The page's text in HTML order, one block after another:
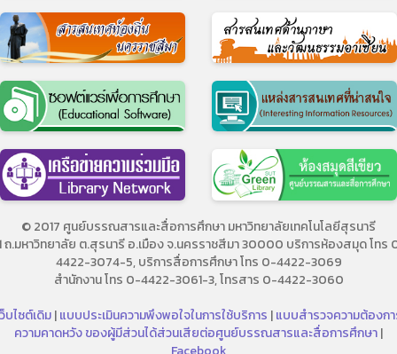
© 2017 ศูนย์บรรณสารและสื่อการศึกษา มหาวิทยาลัยเทคโนโลยีสุรนารี
ถ.มหาวิทยาลัย ต.สุรนารี อ.เมือง จ.นครราชสีมา 30000 บริการห้องสมุด โทร
4422-3074-5, บริการสื่อการศึกษา โทร 0-4422-3069
สำนักงาน โทร 0-4422-3061-3, โทรสาร 0-4422-3060
บไซต์เดิม|แบบประเมินความพึงพอใจในการใช้บริการ |แบบสำรวจความต้องก
ความคาดหวัง ของผู้มีส่วนได้ส่วนเสียต่อศูนย์บรรณสารและสื่อการศึกษา|